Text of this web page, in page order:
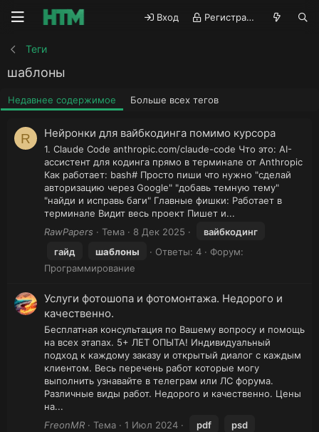
Вход Регистрация
Теги
шаблоны
Недавнее содержимое Больше всех тегов
R Нейронки для вайбкодинга помимо курсора
1. Claude Code anthropic.com/claude-code Что это: AI-
ассистент для кодинга прямо в терминале от Anthropic
Как работает: bash# Просто пиши что нужно "сделай
авторизацию через Google" "добавь темную тему"
"найди и исправь баги" Главные фишки: Работает в
терминале Видит весь проект Пишет и...
RawPapers
Тема 8 Дек 2025
вайбкодинг
гайд
шаблоны Ответы: 4
Форум:
Программирование
Услуги фотошопа и фотомонтажа. Недорого и
качественно.
Бесплатная консультация по Вашему вопросу и помощь
на всех этапах. 5+ ЛЕТ ОПЫТА! Индивидуальный
подход к каждому заказу и открытый диалог с каждым
клиентом. Весь перечень работ которые могу
выполнить узнавайте в телеграм или ЛС форума.
Различные виды работ. Недорого и качественно. Цены
на...
FreonMR
Тема 1 Июл 2024 pdf
psd